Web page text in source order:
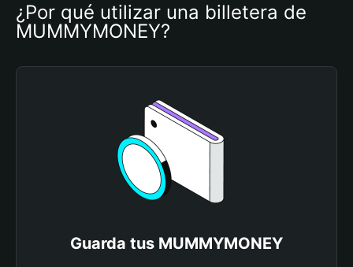
¿Por qué utilizar una billetera de
MUMMYMONEY?
Guarda tus MUMMYMONEY